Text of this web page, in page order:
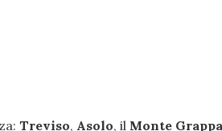
Treviso, Asolo, il Monte Grappa